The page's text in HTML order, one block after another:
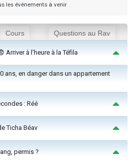
les événements à venir
Cours Questions au Rav
Arriver à l'heure à la Téfila
ans, en danger dans un appartement
: Réé
Ticha Béav
permis ?